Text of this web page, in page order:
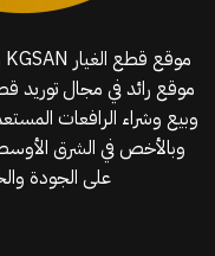
موقع رائد في مجال توريد
وبيع وشراء الرافعات
وبالأخص في الشرق
على الجودة